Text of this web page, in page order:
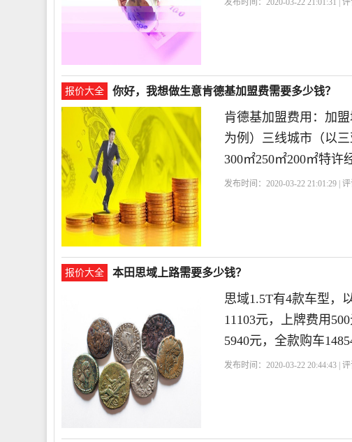
发布时间：2020-03-22 21:01:31 |
报价大全 你好，我想做生意肯德基加盟费需要多少钱？
肯德基加盟费用：加
为例）三线城市（以
300㎡250㎡200㎡特许
发布时间：2020-03-22 21:01:29 |
报价大全 本田思域上路需要多少钱？
思域1.5T有4款车型，
11103元，上牌费用
5940元，全款购车
发布时间：2020-03-22 20:44:43 |